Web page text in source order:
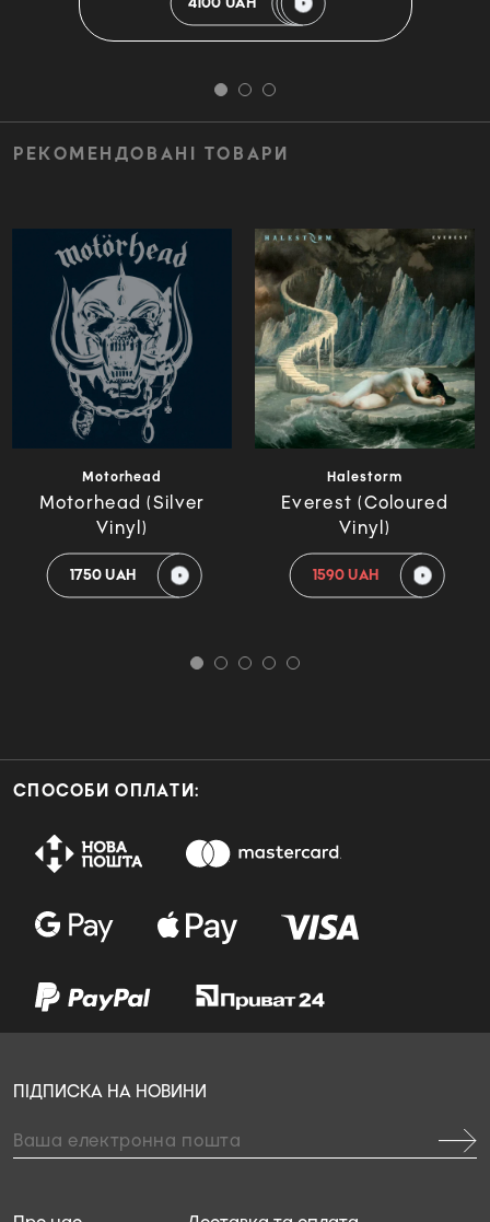
РЕКОМЕНДОВАНІ ТОВАРИ
Motorhead
Motorhead (Silver
Vinyl)
1750 UAH
Halestorm
Everest (Coloured
Vinyl)
1590 UAH
СПОСОБИ ОПЛАТИ:
ПІДПИСКА НА НОВИНИ